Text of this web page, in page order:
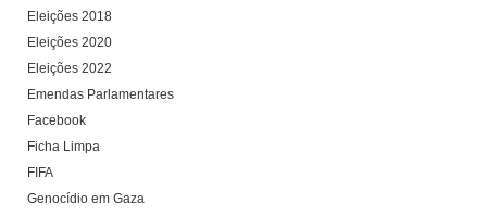
Eleições 2018
Eleições 2020
Eleições 2022
Emendas Parlamentares
Facebook
Ficha Limpa
FIFA
Genocídio em Gaza